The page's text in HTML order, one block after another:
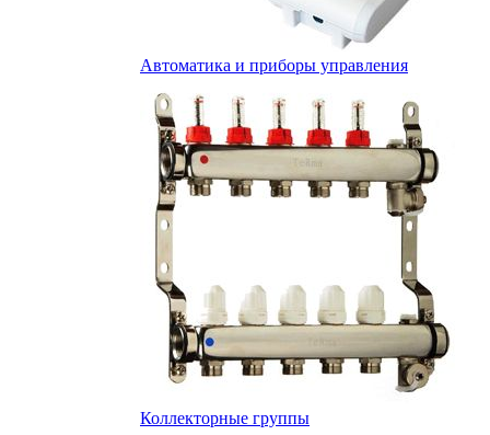
Автоматика и приборы управления
Коллекторные группы